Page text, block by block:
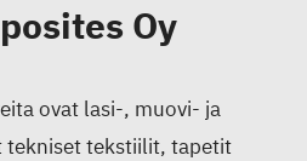
Oy
ovat lasi-, muovi- ja
tekstiilit, tapetit